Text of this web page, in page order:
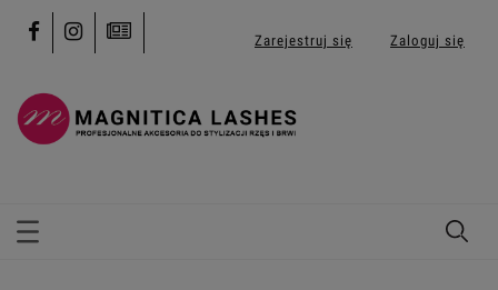
Zarejestruj się Zaloguj się